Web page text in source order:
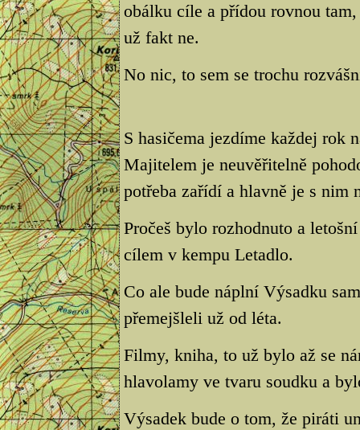
obálku cíle a přídou rovnou
už fakt ne.
No nic, to sem se trochu
S hasičema jezdíme každej rok
Majitelem je neuvěřitelně
potřeba zařídí a hlavně je s nim
Pročeš bylo rozhodnuto a
cílem v kempu Letadlo.
Co ale bude náplní Výsadku
přemejšleli už od léta.
Filmy, kniha, to už bylo až se
hlavolamy ve tvaru soudku a
Výsadek bude o tom, že piráti